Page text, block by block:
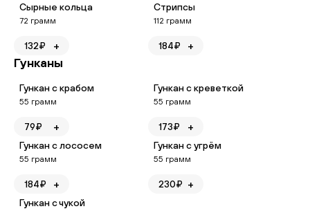
Сырные кольца
72 грамм
132₽ +
Стрипсы
112 грамм
184₽ +
Гунканы
Гункан с крабом
55 грамм
79₽ +
Гункан с креветкой
55 грамм
173₽ +
Гункан с лососем
55 грамм
184₽ +
Гункан с угрём
55 грамм
230₽ +
Гункан с чукой